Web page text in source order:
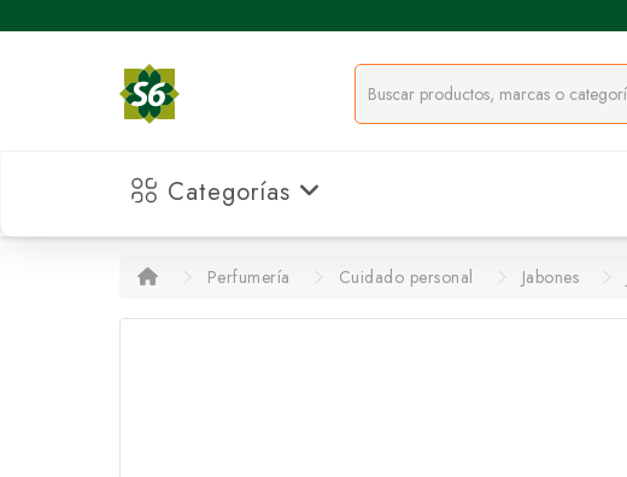
Categorías
Perfumería Cuidado personal Jabones